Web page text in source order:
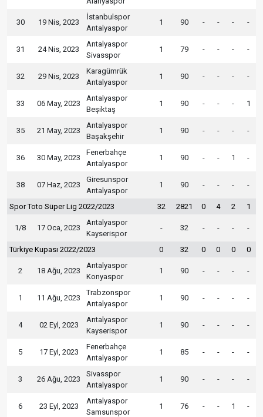
30 19 Nis, 2023
İstanbulspor
Antalyaspor
1 90 - - - -
31 24 Nis, 2023
Antalyaspor
Sivasspor
1 79 - - - -
32 29 Nis, 2023
Karagümrük
Antalyaspor
1 90 - - - -
33 06 May, 2023
Antalyaspor
Beşiktaş
1 90 - - - 1
35 21 May, 2023
Antalyaspor
Başakşehir
1 90 - - - -
36 30 May, 2023
Fenerbahçe
Antalyaspor
1 90 - - 1 -
38 07 Haz, 2023
Giresunspor
Antalyaspor
1 90 - - - -
Spor Toto Süper Lig 2022/2023 32 2821 0 4 2 1
1/8 17 Oca, 2023
Antalyaspor
Kayserispor
- 32 - - - -
Türkiye Kupası 2022/2023 0 32 0 0 0 0
2 18 Ağu, 2023
Antalyaspor
Konyaspor
1 90 - - - -
1 11 Ağu, 2023
Trabzonspor
Antalyaspor
1 90 - - - -
4 02 Eyl, 2023
Antalyaspor
Kayserispor
1 90 - - - -
5 17 Eyl, 2023
Fenerbahçe
Antalyaspor
1 85 - - - -
3 26 Ağu, 2023
Sivasspor
Antalyaspor
1 90 - - - -
6 23 Eyl, 2023
Antalyaspor
Samsunspor
1 76 - - 1 -